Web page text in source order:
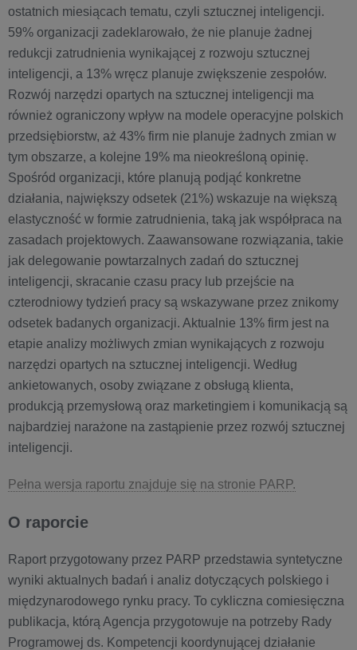
ostatnich miesiącach tematu, czyli sztucznej inteligencji.
59% organizacji zadeklarowało, że nie planuje żadnej
redukcji zatrudnienia wynikającej z rozwoju sztucznej
inteligencji, a 13% wręcz planuje zwiększenie zespołów.
Rozwój narzędzi opartych na sztucznej inteligencji ma
również ograniczony wpływ na modele operacyjne polskich
przedsiębiorstw, aż 43% firm nie planuje żadnych zmian w
tym obszarze, a kolejne 19% ma nieokreśloną opinię.
Spośród organizacji, które planują podjąć konkretne
działania, największy odsetek (21%) wskazuje na większą
elastyczność w formie zatrudnienia, taką jak współpraca na
zasadach projektowych. Zaawansowane rozwiązania, takie
jak delegowanie powtarzalnych zadań do sztucznej
inteligencji, skracanie czasu pracy lub przejście na
czterodniowy tydzień pracy są wskazywane przez znikomy
odsetek badanych organizacji. Aktualnie 13% firm jest na
etapie analizy możliwych zmian wynikających z rozwoju
narzędzi opartych na sztucznej inteligencji. Według
ankietowanych, osoby związane z obsługą klienta,
produkcją przemysłową oraz marketingiem i komunikacją są
najbardziej narażone na zastąpienie przez rozwój sztucznej
inteligencji.
Pełna wersja raportu znajduje się na stronie PARP.
O raporcie
Raport przygotowany przez PARP przedstawia syntetyczne
wyniki aktualnych badań i analiz dotyczących polskiego i
międzynarodowego rynku pracy. To cykliczna comiesięczna
publikacja, którą Agencja przygotowuje na potrzeby Rady
Programowej ds. Kompetencji koordynującej działanie